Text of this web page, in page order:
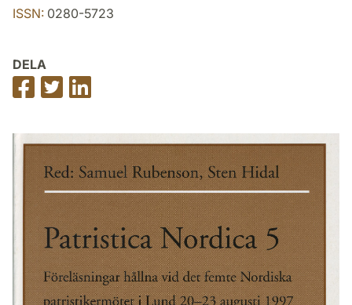
ISSN: 0280-5723
DELA
Dela
på
Dela
på
på